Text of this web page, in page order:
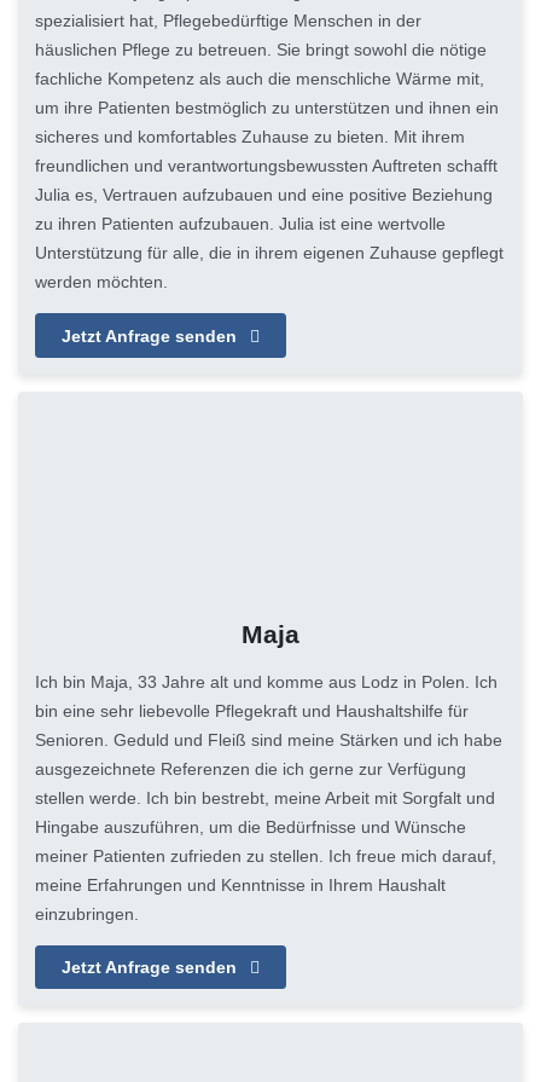
spezialisiert hat, Pflegebedürftige Menschen in der
häuslichen Pflege zu betreuen. Sie bringt sowohl die nötige
fachliche Kompetenz als auch die menschliche Wärme mit,
um ihre Patienten bestmöglich zu unterstützen und ihnen ein
sicheres und komfortables Zuhause zu bieten. Mit ihrem
freundlichen und verantwortungsbewussten Auftreten schafft
Julia es, Vertrauen aufzubauen und eine positive Beziehung
zu ihren Patienten aufzubauen. Julia ist eine wertvolle
Unterstützung für alle, die in ihrem eigenen Zuhause gepflegt
werden möchten.
Jetzt Anfrage senden
Maja
Ich bin Maja, 33 Jahre alt und komme aus Lodz in Polen. Ich
bin eine sehr liebevolle Pflegekraft und Haushaltshilfe für
Senioren. Geduld und Fleiß sind meine Stärken und ich habe
ausgezeichnete Referenzen die ich gerne zur Verfügung
stellen werde. Ich bin bestrebt, meine Arbeit mit Sorgfalt und
Hingabe auszuführen, um die Bedürfnisse und Wünsche
meiner Patienten zufrieden zu stellen. Ich freue mich darauf,
meine Erfahrungen und Kenntnisse in Ihrem Haushalt
einzubringen.
Jetzt Anfrage senden